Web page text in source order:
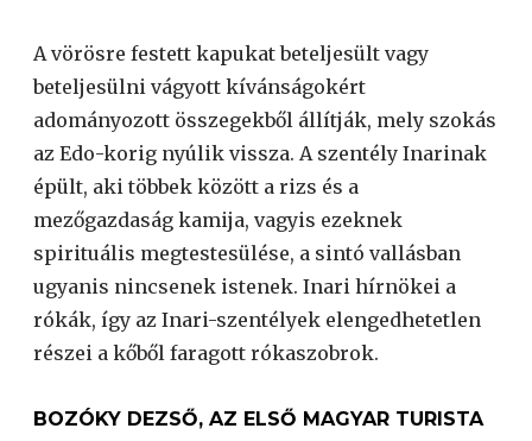
A vörösre festett kapukat beteljesült vagy
beteljesülni vágyott kívánságokért
adományozott összegekből állítják, mely szokás
az Edo-korig nyúlik vissza. A szentély Inarinak
épült, aki többek között a rizs és a
mezőgazdaság kamija, vagyis ezeknek
spirituális megtestesülése, a sintó vallásban
ugyanis nincsenek istenek. Inari hírnökei a
rókák, így az Inari-szentélyek elengedhetetlen
részei a kőből faragott rókaszobrok.
BOZÓKY DEZSŐ, AZ ELSŐ MAGYAR TURISTA